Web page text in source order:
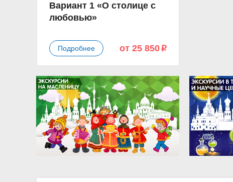
Вариант 1 «О столице с
любовью»
Подробнее от 25 850 p